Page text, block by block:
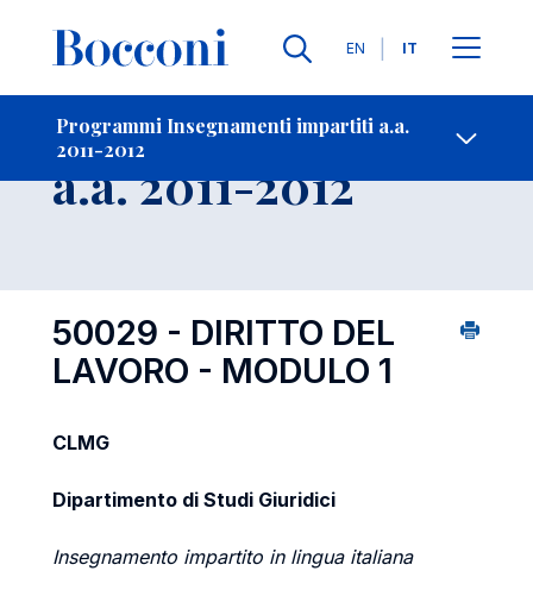
Lingue
EN IT
Programmi Insegnamenti impartiti a.a.
2011-2012
-
Insegnamento
a.a. 2011-2012
50029 - DIRITTO DEL
LAVORO - MODULO 1
CLMG
Dipartimento di Studi Giuridici
Insegnamento impartito in lingua italiana